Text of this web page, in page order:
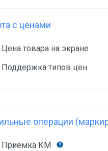
с ценами
Цена товара на экране
Поддержка типов цен
операции
Приемка КМ